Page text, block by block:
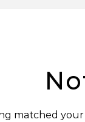
matched your